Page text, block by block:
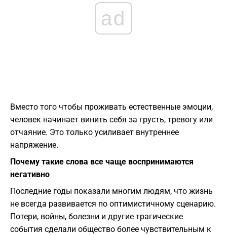
ad
Вместо того чтобы проживать естественные эмоции,
человек начинает винить себя за грусть, тревогу или
отчаяние. Это только усиливает внутреннее
напряжение.
Почему такие слова все чаще воспринимаются
негативно
Последние годы показали многим людям, что жизнь
не всегда развивается по оптимистичному сценарию.
Потери, войны, болезни и другие трагические
события сделали общество более чувствительным к